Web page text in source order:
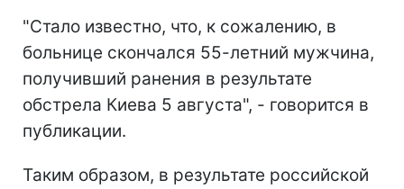
"Стало известно, что, к сожалению, в
больнице скончался 55-летний мужчина,
получивший ранения в результате
обстрела Киева 5 августа", - говорится в
публикации.
Таким образом, в результате российской